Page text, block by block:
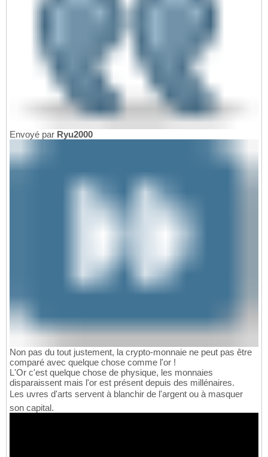
Envoyé par Ryu2000
Non pas du tout justement, la crypto-monnaie ne peut pas être
comparé avec quelque chose comme l'or !
L'Or c'est quelque chose de physique, les monnaies
disparaissent mais l'or est présent depuis des millénaires.
Les uvres d'arts servent à blanchir de l'argent ou à masquer
son capital.